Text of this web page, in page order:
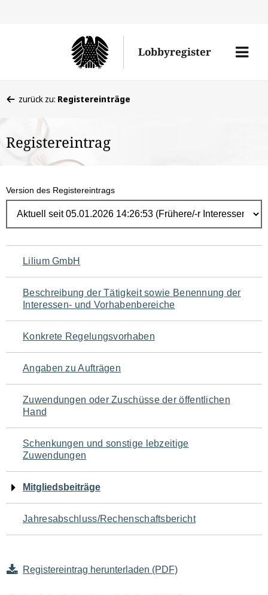
Lobbyregister
Menü
befinden
hier:
zurück zu: Registereinträge
Registereintrag
Version des Registereintrags
Navigation
für
den
Seiteninhalt
Lilium GmbH
Beschreibung der Tätigkeit sowie Benennung der
Interessen- und Vorhabenbereiche
Konkrete Regelungsvorhaben
Angaben zu Aufträgen
Zuwendungen oder Zuschüsse der öffentlichen
Hand
Schenkungen und sonstige lebzeitige
Zuwendungen
Mitgliedsbeiträge
Jahresabschluss/Rechenschaftsbericht
Registereintrag herunterladen (PDF)